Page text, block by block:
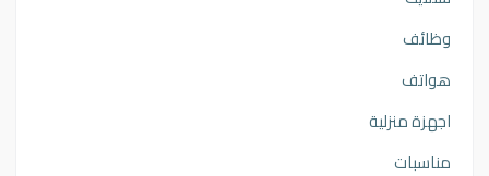
وظائف
هواتف
اجهزة منزلية
مناسبات